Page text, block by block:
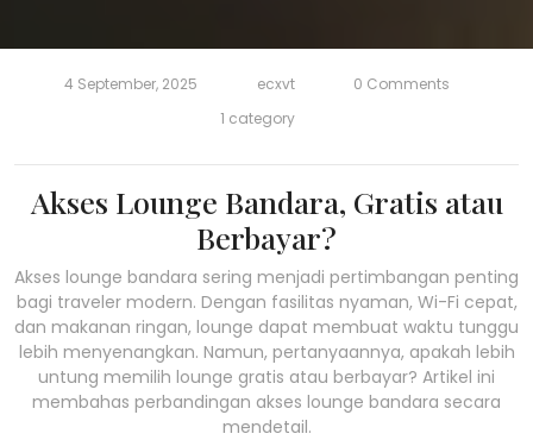
4 September, 2025 ecxvt
0 Comments
1 category
Akses Lounge Bandara, Gratis atau
Berbayar?
Akses lounge bandara sering menjadi pertimbangan penting
bagi traveler modern. Dengan fasilitas nyaman, Wi-Fi cepat,
dan makanan ringan, lounge dapat membuat waktu tunggu
lebih menyenangkan. Namun, pertanyaannya, apakah lebih
untung memilih lounge gratis atau berbayar? Artikel ini
membahas perbandingan akses lounge bandara secara
mendetail.